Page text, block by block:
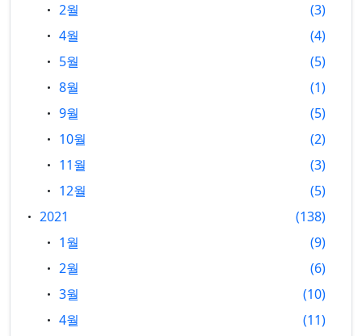
2월
3
4월
4
5월
5
8월
1
9월
5
10월
2
11월
3
12월
5
2021
138
1월
9
2월
6
3월
10
4월
11